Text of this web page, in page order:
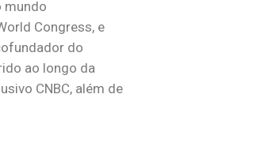
mundo
Congress, e
do
ao longo da
CNBC, além de